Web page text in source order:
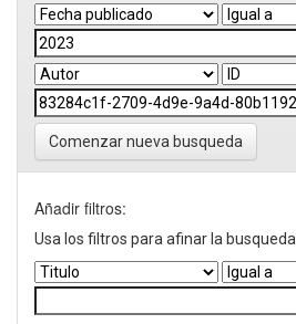
Comenzar nueva busqueda
Añadir filtros:
Usa los filtros para afinar la busqueda.